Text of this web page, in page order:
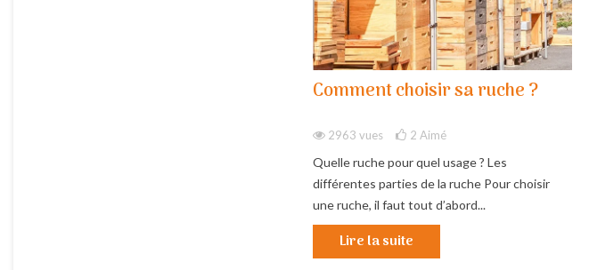
Comment choisir sa ruche ?
2963 vues 2 Aimé
Quelle ruche pour quel usage ? Les
différentes parties de la ruche Pour choisir
une ruche, il faut tout d’abord...
Lire la suite